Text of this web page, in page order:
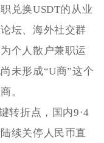
兑换USDT的从业
坛、海外社交群
个人散户兼职运
未形成“U商”这个
。
转折点，国内9·4
续关停人民币直